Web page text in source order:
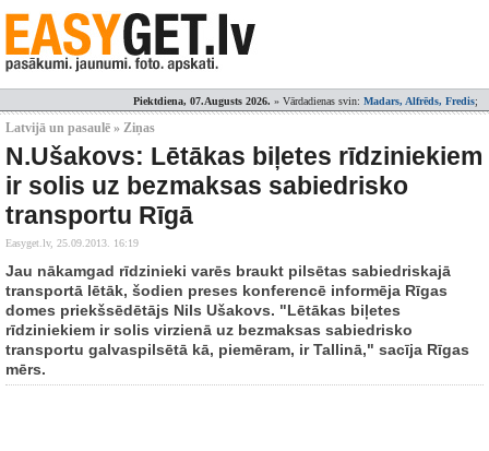
Piektdiena, 07.Augusts 2026. » Vārdadienas svin: Madars, Alfrēds, Fredis;
Latvijā un pasaulē » Ziņas
N.Ušakovs: Lētākas biļetes rīdziniekiem
ir solis uz bezmaksas sabiedrisko
transportu Rīgā
Easyget.lv, 25.09.2013. 16:19
Jau nākamgad rīdzinieki varēs braukt pilsētas sabiedriskajā
transportā lētāk, šodien preses konferencē informēja Rīgas
domes priekšsēdētājs Nils Ušakovs. "Lētākas biļetes
rīdziniekiem ir solis virzienā uz bezmaksas sabiedrisko
transportu galvaspilsētā kā, piemēram, ir Tallinā," sacīja Rīgas
mērs.